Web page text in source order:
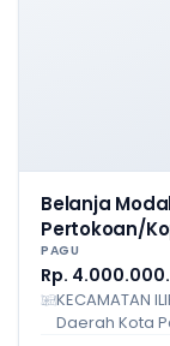
Belanja
Pertokoan/
PAGU
Rp.
KECAMATAN
Daerah Kota